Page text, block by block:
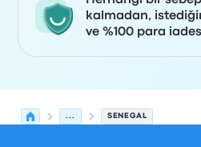
kalmadan,
ve %100 para
... SENEGAL